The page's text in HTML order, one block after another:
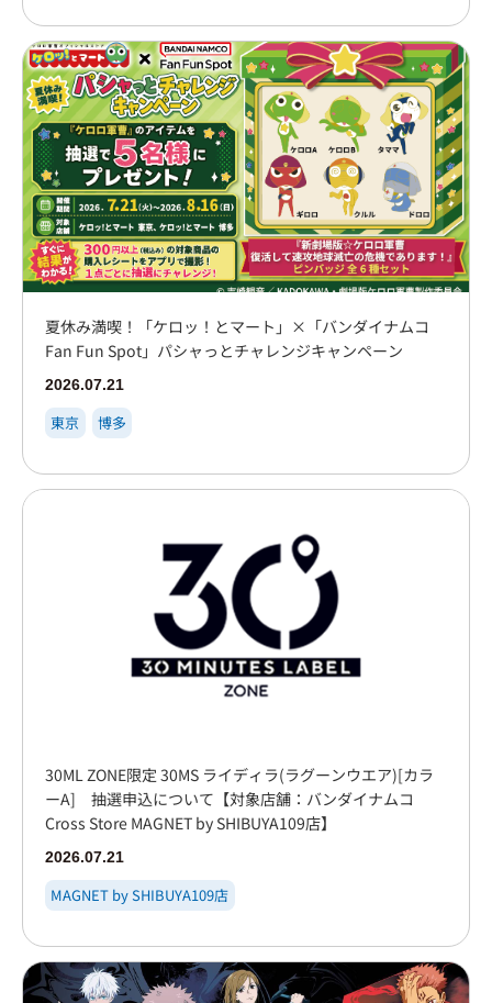
夏休み満喫！「ケロッ！とマート」×「バンダイナムコ
Fan Fun Spot」パシャっとチャレンジキャンペーン
2026.07.21
東京 博多
30ML ZONE限定 30MS ライディラ(ラグーンウエア)[カラ
ーA] 抽選申込について【対象店舗：バンダイナムコ
Cross Store MAGNET by SHIBUYA109店】
2026.07.21
MAGNET by SHIBUYA109店